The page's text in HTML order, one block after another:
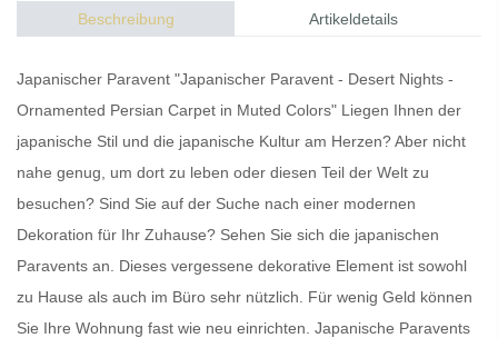
Beschreibung Artikeldetails
Japanischer Paravent "Japanischer Paravent - Desert Nights -
Ornamented Persian Carpet in Muted Colors" Liegen Ihnen der
japanische Stil und die japanische Kultur am Herzen? Aber nicht
nahe genug, um dort zu leben oder diesen Teil der Welt zu
besuchen? Sind Sie auf der Suche nach einer modernen
Dekoration für Ihr Zuhause? Sehen Sie sich die japanischen
Paravents an. Dieses vergessene dekorative Element ist sowohl
zu Hause als auch im Büro sehr nützlich. Für wenig Geld können
Sie Ihre Wohnung fast wie neu einrichten. Japanische Paravents